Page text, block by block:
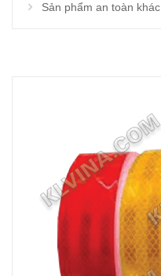
Sản phẩm an toàn khác